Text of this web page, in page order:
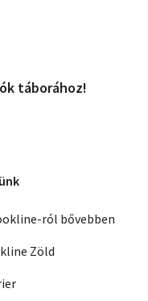
táborához!
ról bővebben
Zöld